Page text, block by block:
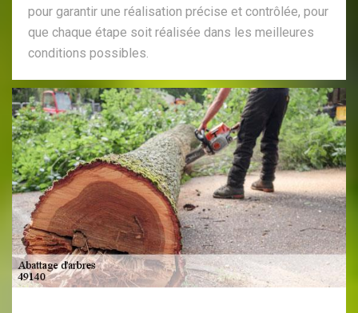
pour garantir une réalisation précise et contrôlée, pour
que chaque étape soit réalisée dans les meilleures
conditions possibles.